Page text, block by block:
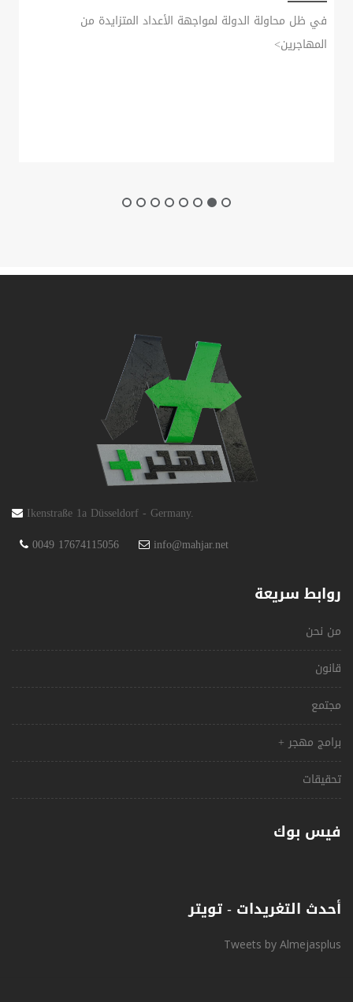
في ظل محاولة الدولة لمواجهة الأعداد المتزايدة من
المهاجرين>
Ikenstraße 1a Düsseldorf - Germany.
0049 17674115056
info@mahjar.net
روابط سريعة
من نحن
قانون
مجتمع
برامج مهجر +
تحقيقات
فيس بوك
أحدث التغريدات - تويتر
Tweets by Almejasplus